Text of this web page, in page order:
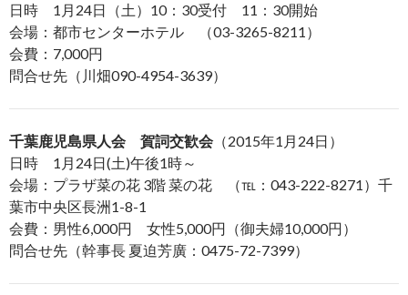
日時 1月24日（土）10：30受付 11：30開始
会場：都市センターホテル （03-3265-8211）
会費：7,000円
問合せ先（川畑090-4954-3639）
千葉鹿児島県人会 賀詞交歓会 （2015年1月24日）
日時 1月24日(土)午後1時～
会場：プラザ菜の花 3階 菜の花 （℡：043-222-8271）千
葉市中央区長洲1-8-1
会費：男性6,000円 女性5,000円（御夫婦10,000円）
問合せ先（幹事長 夏迫芳廣：0475-72-7399）